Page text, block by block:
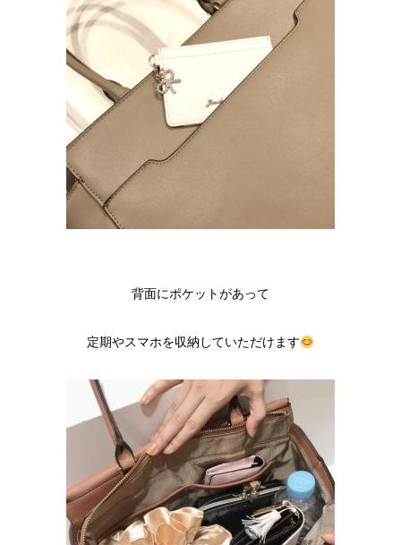
背面にポケットがあって
定期やスマホを収納していただけます